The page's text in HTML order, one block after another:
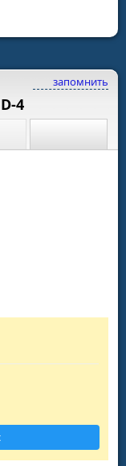
запомнить
4